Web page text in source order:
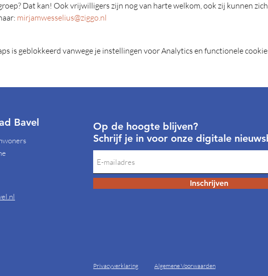
Dat kan! Ook vrijwilligers zijn nog van harte welkom, ook zij kunnen
mirjamwesselius@ziggo.nl
is geblokkeerd vanwege je instellingen voor Analytics en functionele
Bavel
Op de hoogte blijven?
Schrijf je in voor onze digitale
Inschrijven
Privacyverklaring Algemene Voorwaarden